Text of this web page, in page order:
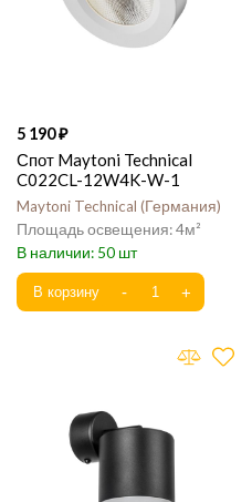
5 190
Спот Maytoni Technical
C022CL-12W4K-W-1
Maytoni Technical Германия
4
50